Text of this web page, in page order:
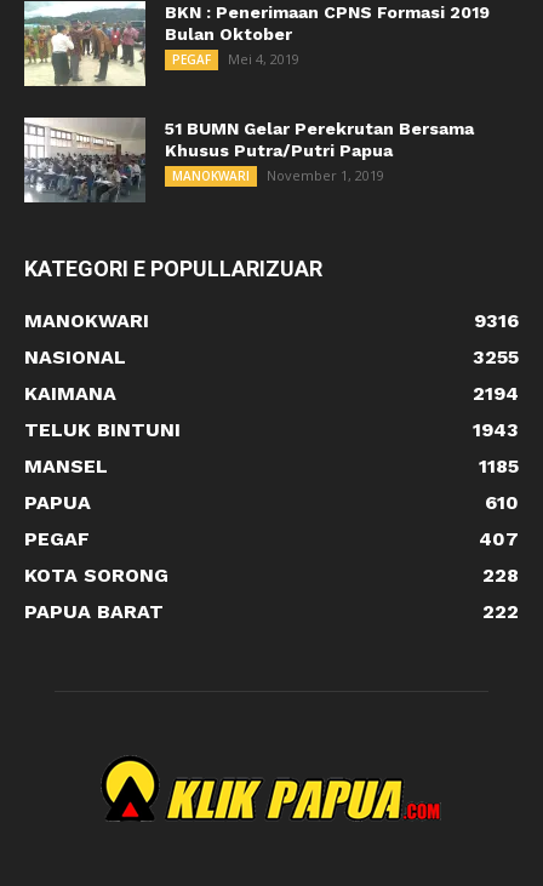
BKN : Penerimaan CPNS Formasi 2019
Bulan Oktober
PEGAF Mei 4, 2019
51 BUMN Gelar Perekrutan Bersama
Khusus Putra/Putri Papua
MANOKWARI November 1, 2019
KATEGORI E POPULLARIZUAR
MANOKWARI
9316
NASIONAL
3255
KAIMANA
2194
TELUK BINTUNI
1943
MANSEL
1185
PAPUA
610
PEGAF
407
KOTA SORONG
228
PAPUA BARAT
222